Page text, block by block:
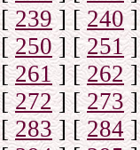
[239] [240]
[250] [251]
[261] [262]
[272] [273]
[283] [284]